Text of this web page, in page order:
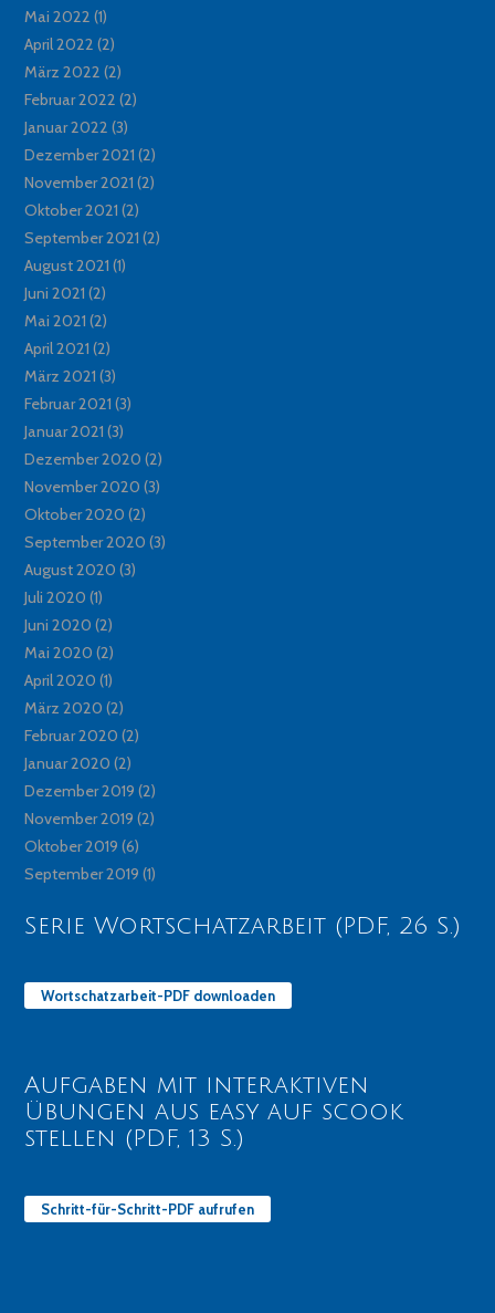
Mai 2022 (1)
April 2022 (2)
März 2022 (2)
Februar 2022 (2)
Januar 2022 (3)
Dezember 2021 (2)
November 2021 (2)
Oktober 2021 (2)
September 2021 (2)
August 2021 (1)
Juni 2021 (2)
Mai 2021 (2)
April 2021 (2)
März 2021 (3)
Februar 2021 (3)
Januar 2021 (3)
Dezember 2020 (2)
November 2020 (3)
Oktober 2020 (2)
September 2020 (3)
August 2020 (3)
Juli 2020 (1)
Juni 2020 (2)
Mai 2020 (2)
April 2020 (1)
März 2020 (2)
Februar 2020 (2)
Januar 2020 (2)
Dezember 2019 (2)
November 2019 (2)
Oktober 2019 (6)
September 2019 (1)
Serie Wortschatzarbeit (PDF, 26 S.)
Wortschatzarbeit-PDF downloaden
Aufgaben mit interaktiven
Übungen aus easy auf scook
stellen (PDF, 13 S.)
Schritt-für-Schritt-PDF aufrufen